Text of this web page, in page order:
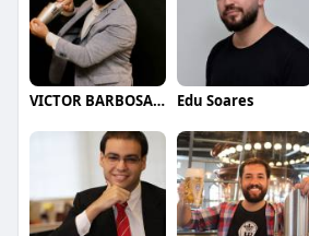
VICTOR BARBOSA QUARANTA Edu Soares